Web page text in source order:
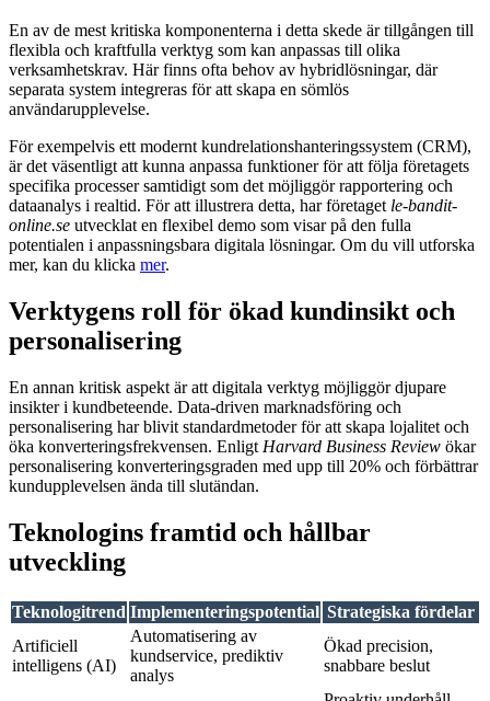
En av de mest kritiska komponenterna i detta skede är tillgången till
flexibla och kraftfulla verktyg som kan anpassas till olika
verksamhetskrav. Här finns ofta behov av hybridlösningar, där
separata system integreras för att skapa en sömlös
användarupplevelse.
För exempelvis ett modernt kundrelationshanteringssystem (CRM),
är det väsentligt att kunna anpassa funktioner för att följa företagets
specifika processer samtidigt som det möjliggör rapportering och
dataanalys i realtid. För att illustrera detta, har företaget le-bandit-
online.se utvecklat en flexibel demo som visar på den fulla
potentialen i anpassningsbara digitala lösningar. Om du vill utforska
mer, kan du klicka mer.
Verktygens roll för ökad kundinsikt och
personalisering
En annan kritisk aspekt är att digitala verktyg möjliggör djupare
insikter i kundbeteende. Data-driven marknadsföring och
personalisering har blivit standardmetoder för att skapa lojalitet och
öka konverteringsfrekvensen. Enligt Harvard Business Review ökar
personalisering konverteringsgraden med upp till 20% och förbättrar
kundupplevelsen ända till slutändan.
Teknologins framtid och hållbar
utveckling
Teknologitrend Implementeringspotential Strategiska fördelar
Artificiell
intelligens (AI)
Automatisering av
kundservice, prediktiv
analys
Ökad precision,
snabbare beslut